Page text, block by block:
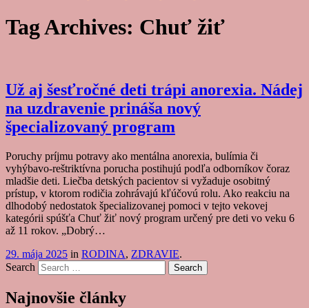
Tag Archives: Chuť žiť
Už aj šesťročné deti trápi anorexia. Nádej
na uzdravenie prináša nový
špecializovaný program
Poruchy príjmu potravy ako mentálna anorexia, bulímia či
vyhýbavo-reštriktívna porucha postihujú podľa odborníkov čoraz
mladšie deti. Liečba detských pacientov si vyžaduje osobitný
prístup, v ktorom rodičia zohrávajú kľúčovú rolu. Ako reakciu na
dlhodobý nedostatok špecializovanej pomoci v tejto vekovej
kategórii spúšťa Chuť žiť nový program určený pre deti vo veku 6
až 11 rokov. „Dobrý…
29. mája 2025 in RODINA, ZDRAVIE.
Search
Najnovšie články